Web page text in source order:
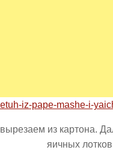
из картона.
яичных